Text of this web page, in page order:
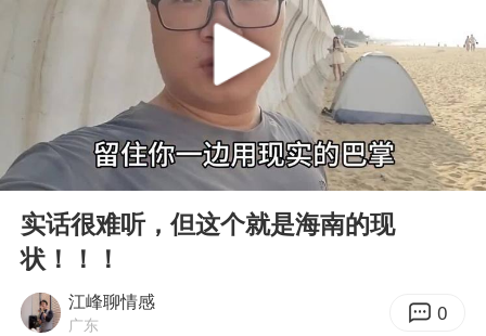
实时追踪台风白海豚
用AI造出新病毒意味着什么
美股创4月份以来最大单周涨幅
云南一地过火把节意外灼伤16人
俄黑客称掌握北约直接参与袭俄证据
Play
02:38
实话很难听，但这个就是海南的现
状！！！
江峰聊情感
广东 0